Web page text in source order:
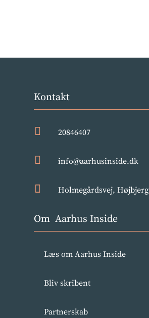
Kontakt
 20846407
 info@aarhusinside.dk
 Holmegårdsvej, Højbjerg
Om Aarhus Inside
Læs om Aarhus Inside
Bliv skribent
Partnerskab